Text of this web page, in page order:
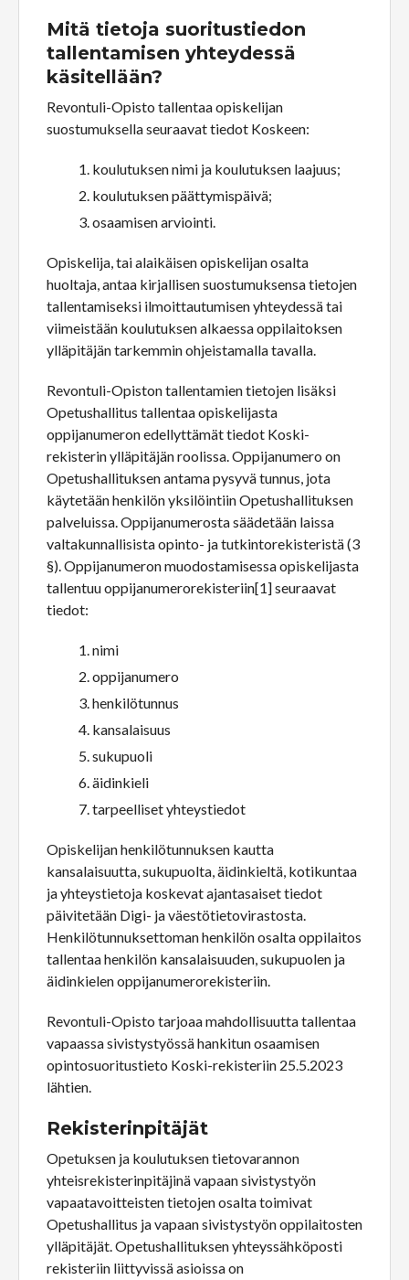
Mitä tietoja suoritustiedon
tallentamisen yhteydessä
käsitellään?
Revontuli-Opisto tallentaa opiskelijan
suostumuksella seuraavat tiedot Koskeen:
koulutuksen nimi ja koulutuksen laajuus;
koulutuksen päättymispäivä;
osaamisen arviointi.
Opiskelija, tai alaikäisen opiskelijan osalta
huoltaja, antaa kirjallisen suostumuksensa tietojen
tallentamiseksi ilmoittautumisen yhteydessä tai
viimeistään koulutuksen alkaessa oppilaitoksen
ylläpitäjän tarkemmin ohjeistamalla tavalla.
Revontuli-Opiston tallentamien tietojen lisäksi
Opetushallitus tallentaa opiskelijasta
oppijanumeron edellyttämät tiedot Koski-
rekisterin ylläpitäjän roolissa. Oppijanumero on
Opetushallituksen antama pysyvä tunnus, jota
käytetään henkilön yksilöintiin Opetushallituksen
palveluissa. Oppijanumerosta säädetään laissa
valtakunnallisista opinto- ja tutkintorekisteristä (3
§). Oppijanumeron muodostamisessa opiskelijasta
tallentuu oppijanumerorekisteriin[1] seuraavat
tiedot:
nimi
oppijanumero
henkilötunnus
kansalaisuus
sukupuoli
äidinkieli
tarpeelliset yhteystiedot
Opiskelijan henkilötunnuksen kautta
kansalaisuutta, sukupuolta, äidinkieltä, kotikuntaa
ja yhteystietoja koskevat ajantasaiset tiedot
päivitetään Digi- ja väestötietovirastosta.
Henkilötunnuksettoman henkilön osalta oppilaitos
tallentaa henkilön kansalaisuuden, sukupuolen ja
äidinkielen oppijanumerorekisteriin.
Revontuli-Opisto tarjoaa mahdollisuutta tallentaa
vapaassa sivistystyössä hankitun osaamisen
opintosuoritustieto Koski-rekisteriin 25.5.2023
lähtien.
Rekisterinpitäjät
Opetuksen ja koulutuksen tietovarannon
yhteisrekisterinpitäjinä vapaan sivistystyön
vapaatavoitteisten tietojen osalta toimivat
Opetushallitus ja vapaan sivistystyön oppilaitosten
ylläpitäjät. Opetushallituksen yhteyssähköposti
rekisteriin liittyvissä asioissa on